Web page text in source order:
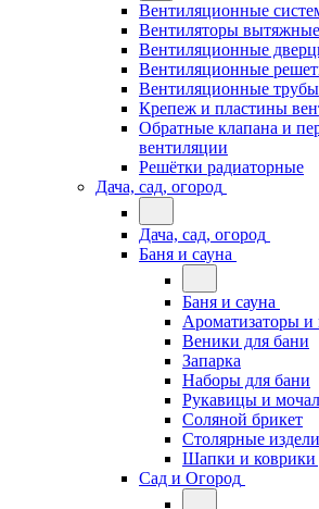
Вентиляционные
Вентиляторы вытяжные
Вентиляционные
Вентиляционные
Вентиляционные трубы
Крепеж и пластины
Обратные клапана и
вентиляции
Решётки радиаторные
Дача, сад, огород
Дача, сад, огород
Баня и сауна
Баня и сауна
Ароматизаторы и
Веники для бани
Запарка
Наборы для бани
Рукавицы и
Соляной брикет
Столярные
Шапки и коврики
Сад и Огород